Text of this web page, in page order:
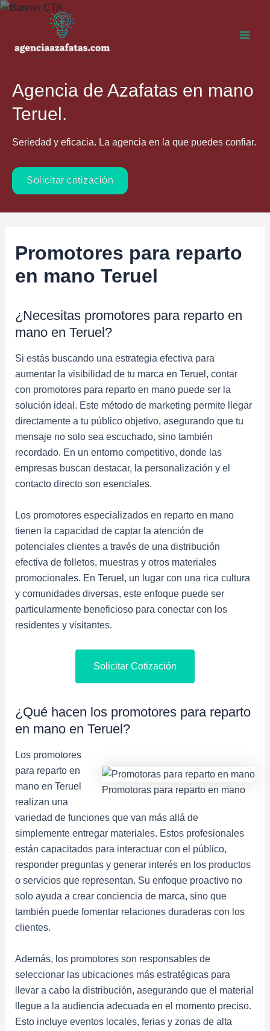
Ir
Agencia de Azafatas en mano
Teruel.
Seriedad y eficacia. La agencia en la que puedes confiar.
Solicitar cotización
Promotores para reparto
en mano Teruel
¿Necesitas promotores para reparto en
mano en Teruel?
Si estás buscando una estrategia efectiva para
aumentar la visibilidad de tu marca en Teruel, contar
con promotores para reparto en mano puede ser la
solución ideal. Este método de marketing permite llegar
directamente a tu público objetivo, asegurando que tu
mensaje no solo sea escuchado, sino también
recordado. En un entorno competitivo, donde las
empresas buscan destacar, la personalización y el
contacto directo son esenciales.
Los promotores especializados en reparto en mano
tienen la capacidad de captar la atención de
potenciales clientes a través de una distribución
efectiva de folletos, muestras y otros materiales
promocionales. En Teruel, un lugar con una rica cultura
y comunidades diversas, este enfoque puede ser
particularmente beneficioso para conectar con los
residentes y visitantes.
Solicitar Cotización
¿Qué hacen los promotores para reparto
en mano en Teruel?
Promotoras para reparto en mano
Los promotores
para reparto en
mano en Teruel
realizan una
variedad de funciones que van más allá de
simplemente entregar materiales. Estos profesionales
están capacitados para interactuar con el público,
responder preguntas y generar interés en los productos
o servicios que representan. Su enfoque proactivo no
solo ayuda a crear conciencia de marca, sino que
también puede fomentar relaciones duraderas con los
clientes.
Además, los promotores son responsables de
seleccionar las ubicaciones más estratégicas para
llevar a cabo la distribución, asegurando que el material
llegue a la audiencia adecuada en el momento preciso.
Esto incluye eventos locales, ferias y zonas de alta